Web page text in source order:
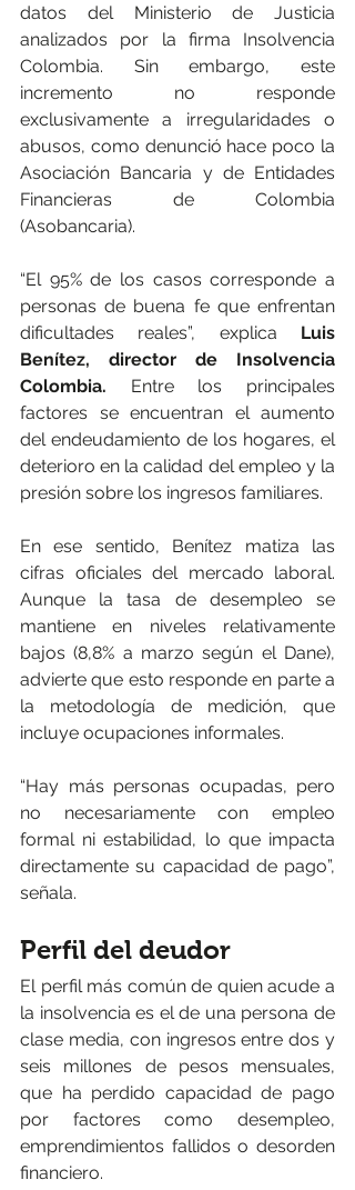
datos del Ministerio de Justicia
analizados por la firma Insolvencia
Colombia. Sin embargo, este
incremento no responde
exclusivamente a irregularidades o
abusos, como denunció hace poco la
Asociación Bancaria y de Entidades
Financieras de Colombia
(Asobancaria).
“El 95% de los casos corresponde a
personas de buena fe que enfrentan
dificultades reales”, explica Luis
Benítez, director de Insolvencia
Colombia. Entre los principales
factores se encuentran el aumento
del endeudamiento de los hogares, el
deterioro en la calidad del empleo y la
presión sobre los ingresos familiares.
En ese sentido, Benítez matiza las
cifras oficiales del mercado laboral.
Aunque la tasa de desempleo se
mantiene en niveles relativamente
bajos (8,8% a marzo según el Dane),
advierte que esto responde en parte a
la metodología de medición, que
incluye ocupaciones informales.
“Hay más personas ocupadas, pero
no necesariamente con empleo
formal ni estabilidad, lo que impacta
directamente su capacidad de pago”,
señala.
Perfil del deudor
El perfil más común de quien acude a
la insolvencia es el de una persona de
clase media, con ingresos entre dos y
seis millones de pesos mensuales,
que ha perdido capacidad de pago
por factores como desempleo,
emprendimientos fallidos o desorden
financiero.